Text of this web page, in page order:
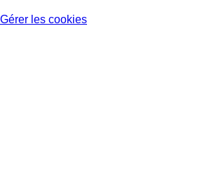
Gérer les cookies